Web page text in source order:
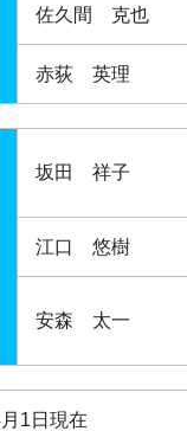
佐久間 克也
赤荻 英理
坂田 祥子
江口 悠樹
安森 太一
1日現在